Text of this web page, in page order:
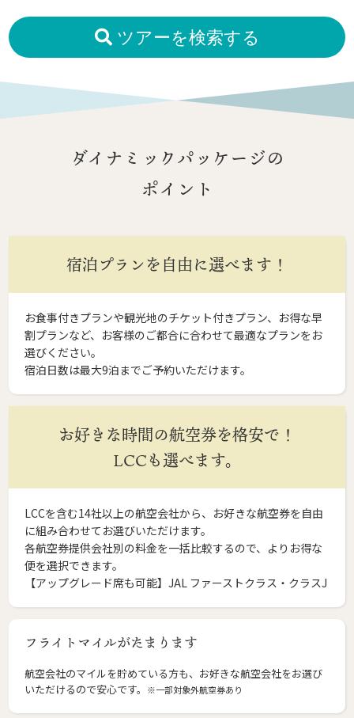
ツアーを検索する
ダイナミックパッケージの
ポイント
宿泊プランを自由に選べます！
お食事付きプランや観光地のチケット付きプラン、お得な早
割プランなど、お客様のご都合に合わせて最適なプランをお
選びください。
宿泊日数は最大9泊までご予約いただけます。
お好きな時間の航空券を格安で！
LCCも選べます。
LCCを含む14社以上の航空会社から、お好きな航空券を自由
に組み合わせてお選びいただけます。
各航空券提供会社別の料金を一括比較するので、よりお得な
便を選択できます。
【アップグレード席も可能】JAL ファーストクラス・クラスJ
フライトマイルがたまります
航空会社のマイルを貯めている方も、お好きな航空会社をお選び
いただけるので安心です。
※一部対象外航空券あり